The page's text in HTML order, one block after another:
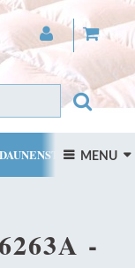
 MENU 
LUXUSNÍ PŘEHOZ
-